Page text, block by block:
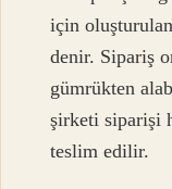
için
denir. Sipariş
gümrükten
şirketi siparişi
teslim edilir.